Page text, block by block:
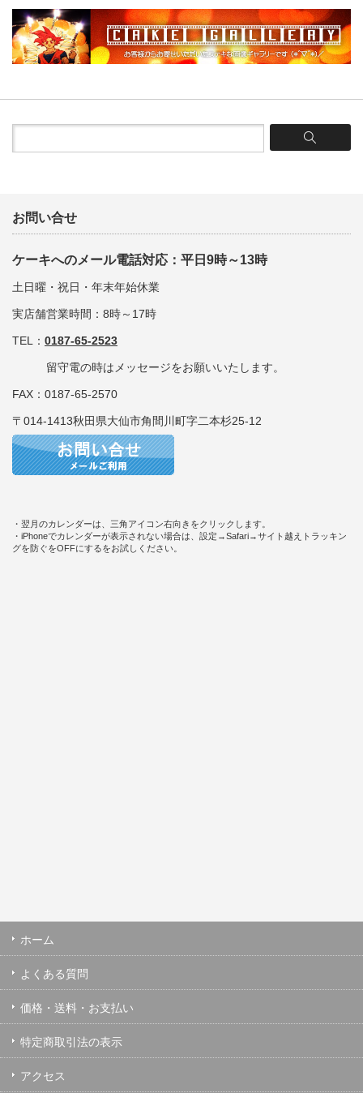
お問い合せ
ケーキへのメール電話対応：平日9時～13時
土日曜・祝日・年末年始休業
実店舗営業時間：8時～17時
TEL： 0187-65-2523
留守電の時はメッセージをお願いいたします。
FAX：0187-65-2570
〒014-1413秋田県大仙市角間川町字二本杉25-12
・翌月のカレンダーは、三角アイコン右向きをクリックします。
・iPhoneでカレンダーが表示されない場合は、設定→Safari→サイト越えトラッキン
グを防ぐをOFFにするをお試しください。
ホーム
よくある質問
価格・送料・お支払い
特定商取引法の表示
アクセス